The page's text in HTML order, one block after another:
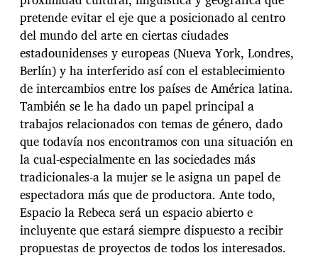
pretende evitar el eje que a posicionado al centro
del mundo del arte en ciertas ciudades
estadounidenses y europeas (Nueva York, Londres,
Berlín) y ha interferido así con el establecimiento
de intercambios entre los países de América latina.
También se le ha dado un papel principal a
trabajos relacionados con temas de género, dado
que todavía nos encontramos con una situación en
la cual-especialmente en las sociedades más
tradicionales-a la mujer se le asigna un papel de
espectadora más que de productora. Ante todo,
Espacio la Rebeca será un espacio abierto e
incluyente que estará siempre dispuesto a recibir
propuestas de proyectos de todos los interesados.